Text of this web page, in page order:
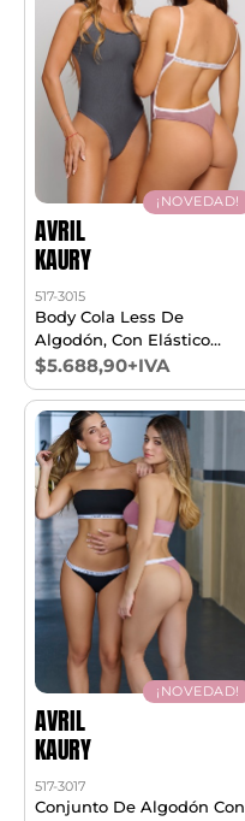
¡NOVEDAD!
AVRIL
KAURY
517-3015
Body Cola Less De
Algodón, Con Elástico
Personalizado En Espalda.
T1/3
$5.688,90+IVA
¡NOVEDAD!
AVRIL
KAURY
517-3017
Conjunto De Algodón Con